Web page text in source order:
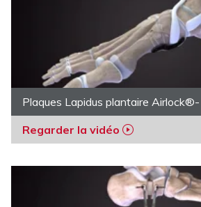
Plaques Lapidus plantaire
Regarder la vidéo